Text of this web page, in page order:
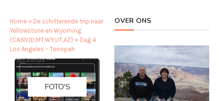
Home » De schitterende trip naar
Yellowstone en Wyoming
(CA,NV,ID,MT,WY,UT,AZ) » Dag 4
Los Angeles – Tonopah
FOTO'S
OVER ONS